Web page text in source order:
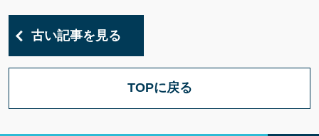
古い記事を見る
TOPに戻る